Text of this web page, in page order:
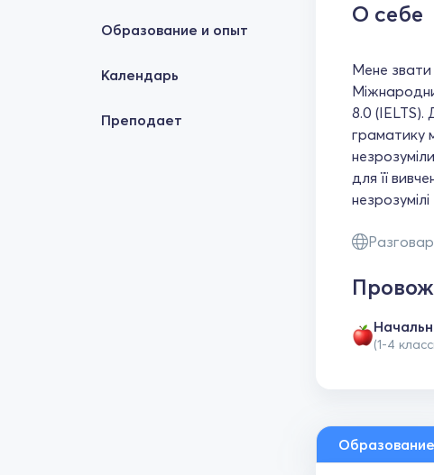
Образование и опыт
Календарь
Преподает
О себе
Мене звати
8.0 (IELTS).
граматику
для її
(1-4
Образование